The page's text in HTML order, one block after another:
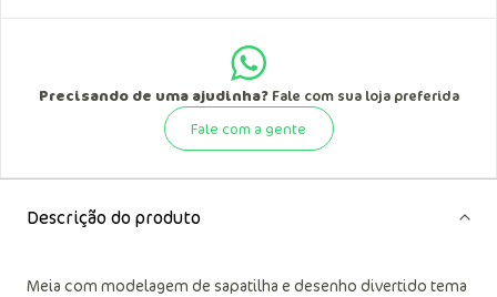
Precisando de uma ajudinha?Fale com sua loja preferida
Fale com a gente
Descrição do produto
Meia com modelagem de sapatilha e desenho divertido tema